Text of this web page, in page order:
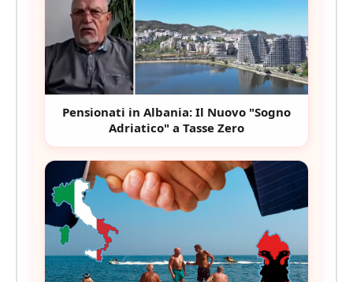
Pensionati in Albania: Il Nuovo "Sogno
Adriatico" a Tasse Zero